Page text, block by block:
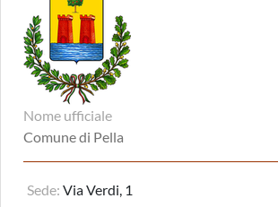
Nome ufficiale
Comune di Pella
Sede: Via Verdi, 1